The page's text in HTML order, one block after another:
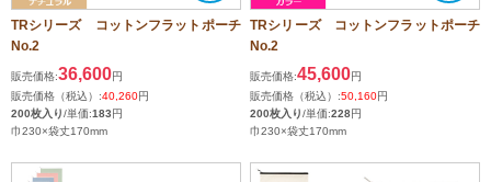
TRシリーズ コットンフラットポーチ
No.2
販売価格:36,600円
販売価格（税込）:40,260円
200枚入り/単価:183円
巾230×袋丈170mm
TRシリーズ コットンフラットポーチ
No.2
販売価格:45,600円
販売価格（税込）:50,160円
200枚入り/単価:228円
巾230×袋丈170mm